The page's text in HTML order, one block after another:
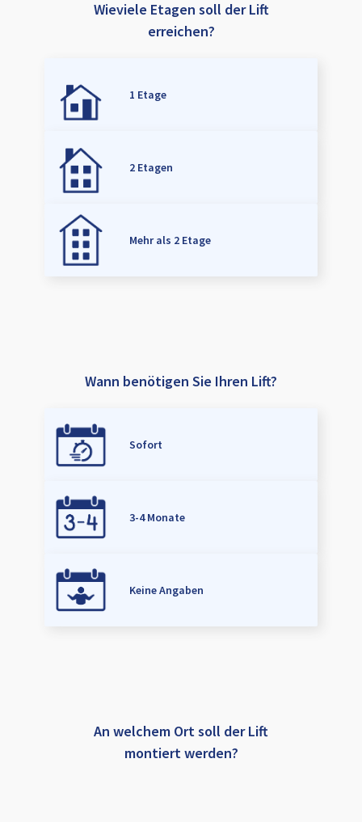
Wieviele Etagen soll der Lift
erreichen?
1 Etage
2 Etagen
Mehr als 2 Etage
Wann benötigen Sie Ihren Lift?
Sofort
3-4 Monate
Keine Angaben
An welchem Ort soll der Lift
montiert werden?